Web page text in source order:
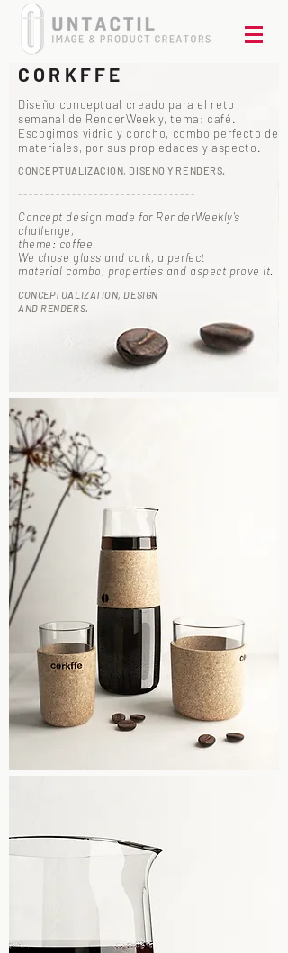
CORKFFE
Diseño conceptual creado para el reto
semanal de RenderWeekly, tema: café.
Escogimos vidrio y corcho, combo perfecto de
materiales, por sus propiedades y aspecto.
CONCEPTUALIZACIÓN, DISEÑO Y RENDERS.
- - - - - - - - - - - - - - - - - - - - - - - - - - - - - - - - -
Concept design made for RenderWeekly's
challenge,
theme: coffee.
We chose glass and cork, a perfect
material combo, properties and aspect prove it.
CONCEPTUALIZATION, DESIGN
AND RENDERS.